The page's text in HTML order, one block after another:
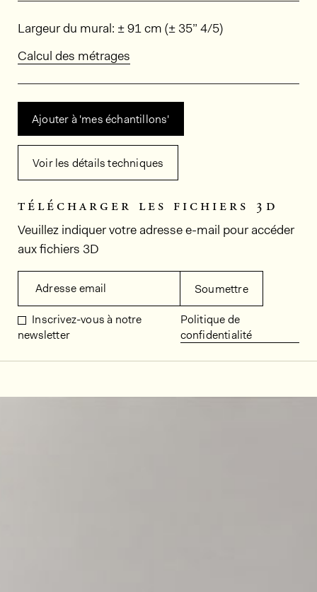
Dimensions
Largeur du mural: ± 91 cm (± 35” 4/5)
Calcul des métrages
Ajouter à 'mes échantillons'
Voir les détails techniques
télécharger les fichiers 3d
Veuillez indiquer votre adresse e-mail pour accéder
aux fichiers 3D
Adresse email Soumettre
Inscrivez-vous à notre
newsletter
Politique de
confidentialité